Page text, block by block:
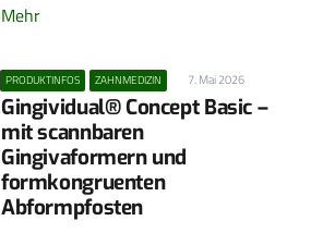
Mehr
PRODUKTINFOS ZAHNMEDIZIN 7. Mai 2026
Gingividual® Concept Basic –
mit scannbaren
Gingivaformern und
formkongruenten
Abformpfosten